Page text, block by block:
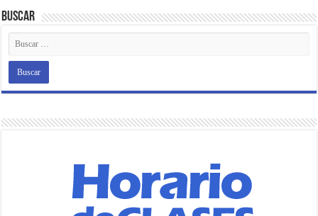
Buscar